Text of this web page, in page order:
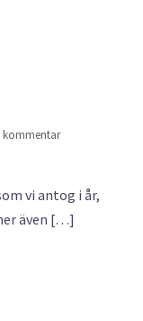
kommentar
vi antog i år,
även […]